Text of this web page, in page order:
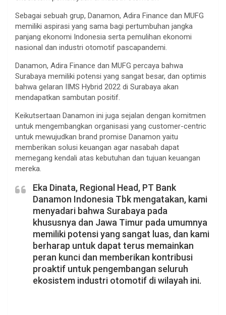
Sebagai sebuah grup, Danamon, Adira Finance dan MUFG
memiliki aspirasi yang sama bagi pertumbuhan jangka
panjang ekonomi Indonesia serta pemulihan ekonomi
nasional dan industri otomotif pascapandemi.
Danamon, Adira Finance dan MUFG percaya bahwa
Surabaya memiliki potensi yang sangat besar, dan optimis
bahwa gelaran IIMS Hybrid 2022 di Surabaya akan
mendapatkan sambutan positif.
Keikutsertaan Danamon ini juga sejalan dengan komitmen
untuk mengembangkan organisasi yang customer-centric
untuk mewujudkan brand promise Danamon yaitu
memberikan solusi keuangan agar nasabah dapat
memegang kendali atas kebutuhan dan tujuan keuangan
mereka.
Eka Dinata, Regional Head, PT Bank
Danamon Indonesia Tbk mengatakan, kami
menyadari bahwa Surabaya pada
khususnya dan Jawa Timur pada umumnya
memiliki potensi yang sangat luas, dan kami
berharap untuk dapat terus memainkan
peran kunci dan memberikan kontribusi
proaktif untuk pengembangan seluruh
ekosistem industri otomotif di wilayah ini.